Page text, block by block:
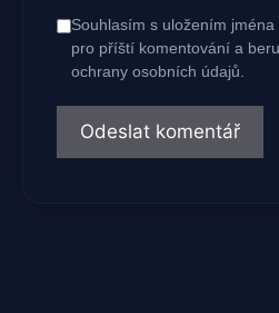
Souhlasím s uložením
pro příští komentování a
ochrany osobních údajů.